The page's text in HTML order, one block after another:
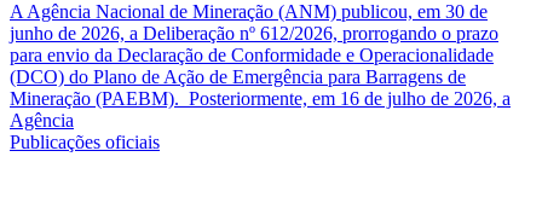
A Agência Nacional de Mineração (ANM) publicou, em 30 de
junho de 2026, a Deliberação nº 612/2026, prorrogando o prazo
para envio da Declaração de Conformidade e Operacionalidade
(DCO) do Plano de Ação de Emergência para Barragens de
Mineração (PAEBM). Posteriormente, em 16 de julho de 2026, a
Agência
Publicações oficiais